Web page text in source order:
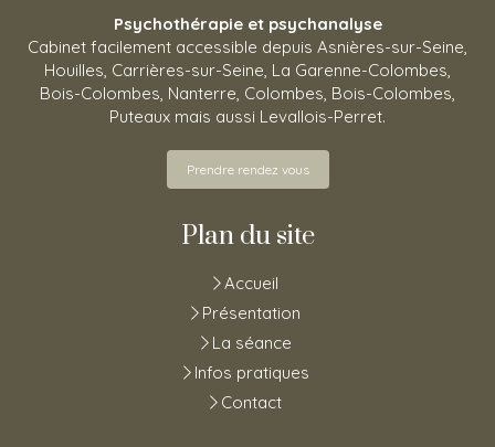
Psychothérapie et psychanalyse
Cabinet facilement accessible depuis Asnières-sur-Seine,
Houilles, Carrières-sur-Seine, La Garenne-Colombes,
Bois-Colombes, Nanterre, Colombes, Bois-Colombes,
Puteaux mais aussi Levallois-Perret.
Prendre rendez vous
Plan du site
Accueil
Présentation
La séance
Infos pratiques
Contact